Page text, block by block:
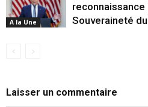
A la Une
Souveraineté
Laisser un commentaire